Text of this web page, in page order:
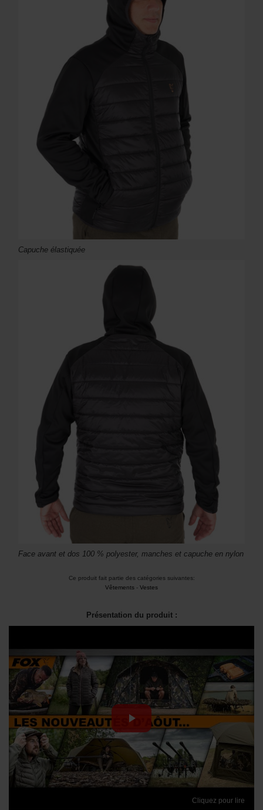
Capuche élastiquée
Face avant et dos 100 % polyester, manches et capuche en nylon
Ce produit fait partie des catégories suivantes:
Vêtements - Vestes
Présentation du produit :
Cliquez pour lire